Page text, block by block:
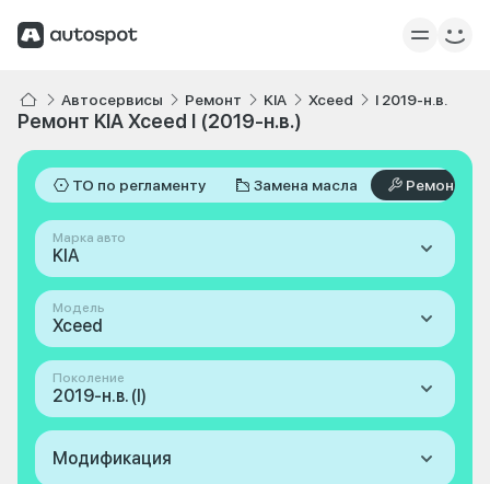
Автосервисы Ремонт KIA Xceed I 2019-н.в.
Ремонт KIA Xceed I (2019-н.в.)
ТО по регламенту Замена масла Ремонт
Марка авто
KIA
Модель
Xceed
Поколение
2019-н.в. (I)
Модификация